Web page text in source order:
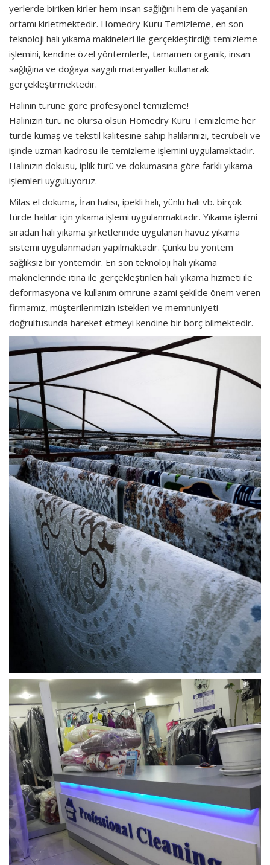
yerlerde biriken kirler hem insan sağlığını hem de yaşanılan
ortamı kirletmektedir. Homedry Kuru Temizleme, en son
teknoloji halı yıkama makineleri ile gerçekleştirdiği temizleme
işlemini, kendine özel yöntemlerle, tamamen organik, insan
sağlığına ve doğaya saygılı materyaller kullanarak
gerçekleştirmektedir.
Halının türüne göre profesyonel temizleme!
Halınızın türü ne olursa olsun Homedry Kuru Temizleme her
türde kumaş ve tekstil kalitesine sahip halılarınızı, tecrübeli ve
işinde uzman kadrosu ile temizleme işlemini uygulamaktadır.
Halınızın dokusu, iplik türü ve dokumasına göre farklı yıkama
işlemleri uyguluyoruz.
Milas el dokuma, İran halısı, ipekli halı, yünlü halı vb. birçok
türde halılar için yıkama işlemi uygulanmaktadır. Yıkama işlemi
sıradan halı yıkama şirketlerinde uygulanan havuz yıkama
sistemi uygulanmadan yapılmaktadır. Çünkü bu yöntem
sağlıksız bir yöntemdir. En son teknoloji halı yıkama
makinelerinde itina ile gerçekleştirilen halı yıkama hizmeti ile
deformasyona ve kullanım ömrüne azami şekilde önem veren
firmamız, müşterilerimizin istekleri ve memnuniyeti
doğrultusunda hareket etmeyi kendine bir borç bilmektedir.